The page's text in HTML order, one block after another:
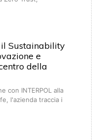
Sustainability
e
della
con INTERPOL alla
l'azienda traccia i